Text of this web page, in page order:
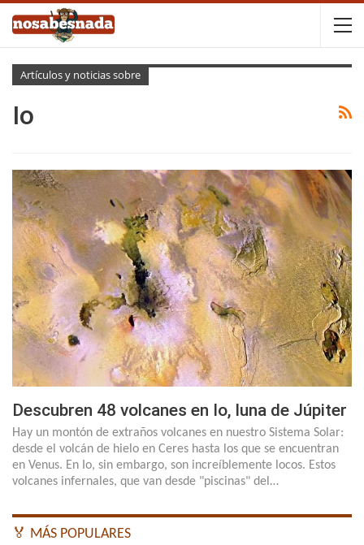
Artículos y noticias sobre
Io
Descubren 48 volcanes en Io, luna de Júpiter
Hay un montón de extraños volcanes en nuestro Sistema Solar:
desde el volcán de hielo en Ceres hasta los que se encuentran
en Venus. En Io, sin embargo, son increíblemente locos. Estos
volcanes infernales, que van desde "piscinas" del…
🏅 MÁS POPULARES